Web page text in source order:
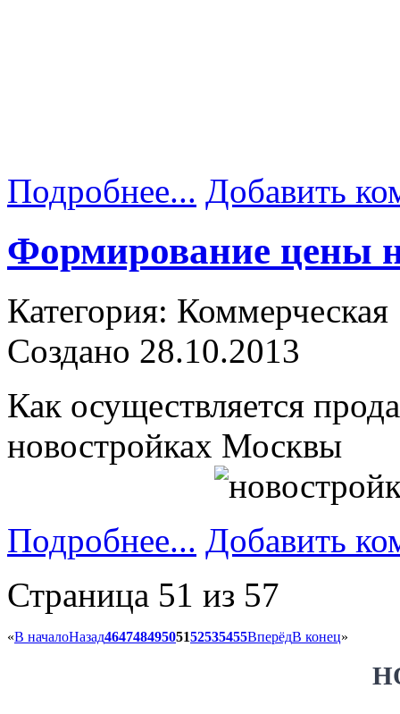
Подробнее... Добавить
Формирование цены
Категория: Коммерческая
Создано 28.10.2013
Как осуществляется
новостройках Москвы
Подробнее... Добавить
Страница 51 из 57
«В началоНазад46474849505152535455ВперёдВ конец»